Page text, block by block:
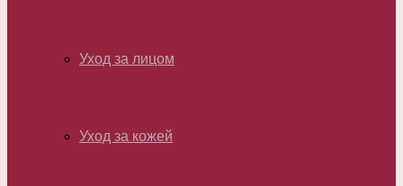
Уход за лицом
Уход за кожей